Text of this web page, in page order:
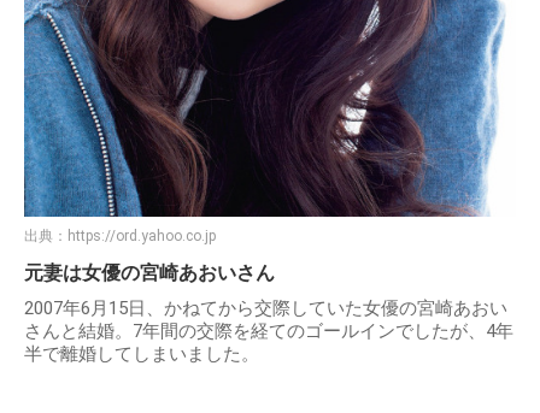
出典： https://ord.yahoo.co.jp
元妻は女優の宮崎あおいさん
2007年6月15日、かねてから交際していた女優の宮崎あおい
さんと結婚。7年間の交際を経てのゴールインでしたが、4年
半で離婚してしまいました。